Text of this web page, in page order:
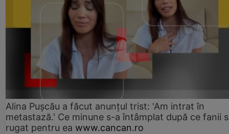
Alina Pușcău a făcut anunțul trist: 'Am intrat în
metastază.' Ce minune s-a întâmplat după ce fanii
rugat pentru ea www.cancan.ro